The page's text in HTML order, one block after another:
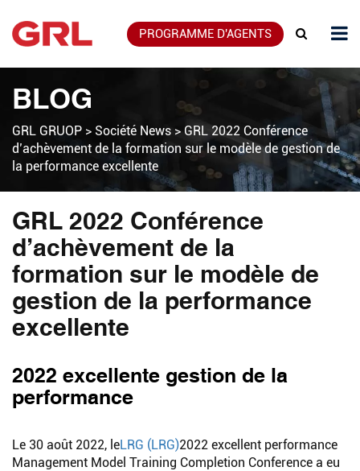
PROGRAMME D'AGENTS
BLOG
GRL GRUOP > Société News > GRL 2022 Conférence
d’achèvement de la formation sur le modèle de gestion de
la performance excellente
GRL 2022 Conférence
d’achèvement de la
formation sur le modèle de
gestion de la performance
excellente
2022 excellente gestion de la
performance
Le 30 août 2022, leLRG (LRG)2022 excellent performance
Management Model Training Completion Conference a eu